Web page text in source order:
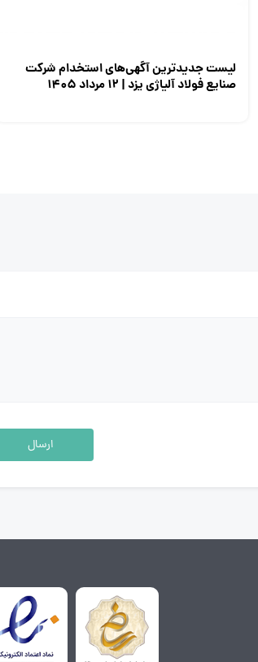
لیست جدیدترین آگهی‌های استخدام شرکت
صنایع فولاد آلیاژی یزد | ۱۲ مرداد ۱۴۰۵
ارسال